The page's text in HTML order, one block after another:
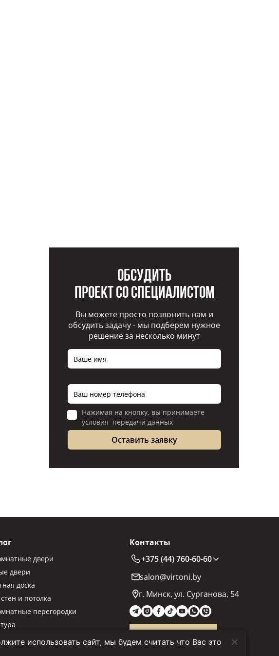
Обсудить
проект со специалистом
Вы можете просто позвонить нам и
обсудить задачу - мы подберем нужное
решение за несколько минут
Нажимая на кнопку, вы принимаете
условия передачи данных
двери
двери
доска
и потолка
перегородки
Контакты
+375 (44) 760-60-60
salon@virtoni.by
г. Минск, ул. Сурганова, 54
использовать сайт, мы будем считать что Вас это